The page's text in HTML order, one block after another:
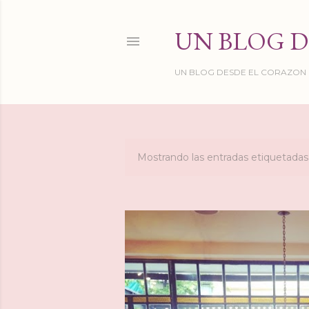
UN BLOG
UN BLOG DESDE EL
t
r
a
Mostrando las entradas